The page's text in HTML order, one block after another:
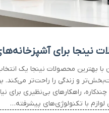
نینجا برای
با بهترین محصولات نینجا یک
و زندگی را راحت‌تر می‌کند.
راهکارهای بی‌نظیری برای
لوازم با تکنولوژی‌های پیشرفته…